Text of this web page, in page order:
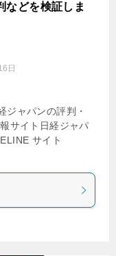
などを検証しま
日
ジャパンの評判・
サイト日経ジャパ
サイト